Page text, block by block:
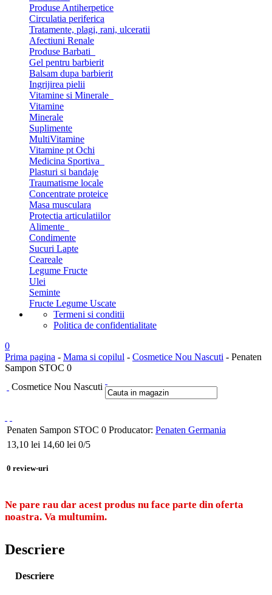
Produse Antiherpetice
Circulatia periferica
Tratamente, plagi, rani, ulceratii
Afectiuni Renale
Produse Barbati
Gel pentru barbierit
Balsam dupa barbierit
Ingrijirea pielii
Vitamine si Minerale
Vitamine
Minerale
Suplimente
MultiVitamine
Vitamine pt Ochi
Medicina Sportiva
Plasturi si bandaje
Traumatisme locale
Concentrate proteice
Masa musculara
Protectia articulatiilor
Alimente
Condimente
Sucuri Lapte
Ceareale
Legume Fructe
Ulei
Seminte
Fructe Legume Uscate
Termeni si conditii
Politica de confidentialitate
0
Prima pagina - Mama si copilul - Cosmetice Nou Nascuti - Penaten
Sampon STOC 0
Cosmetice Nou Nascuti
Penaten Sampon STOC 0 Producator: Penaten Germania
13,10 lei 14,60 lei 0/5
0 review-uri
Ne pare rau dar acest produs nu face parte din oferta
noastra. Va multumim.
Descriere
Descriere